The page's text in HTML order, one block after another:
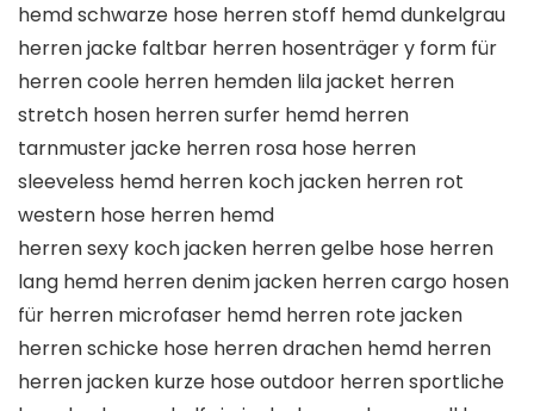
hemd schwarze hose herren stoff hemd dunkelgrau
herren jacke faltbar herren hosenträger y form für
herren coole herren hemden lila jacket herren
stretch hosen herren surfer hemd herren
tarnmuster jacke herren rosa hose herren
sleeveless hemd herren koch jacken herren rot
western hose herren hemd
herren sexy koch jacken herren gelbe hose herren
lang hemd herren denim jacken herren cargo hosen
für herren microfaser hemd herren rote jacken
herren schicke hose herren drachen hemd herren
herren jacken kurze hose outdoor herren sportliche